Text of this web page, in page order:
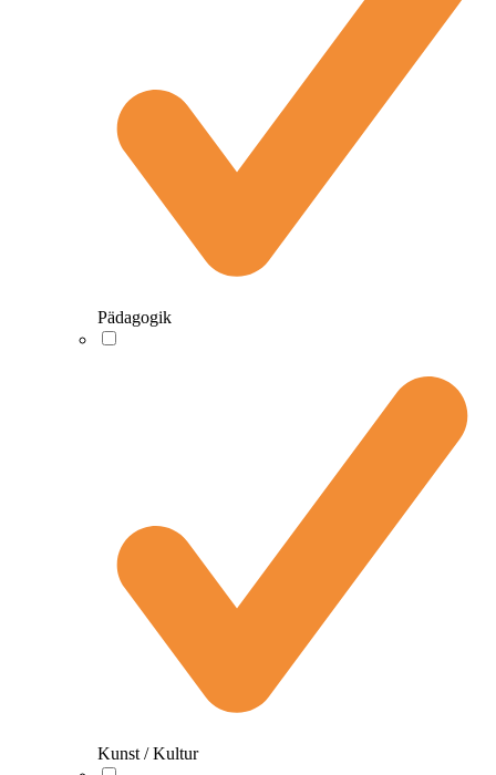
Pädagogik
Kunst / Kultur